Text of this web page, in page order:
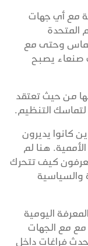
مع أي جهات
المتحدة
وحتى مع
صنعاء يصبح
من حيث تعتقد
التنظيم.
كانوا يديرون
هنا لم
كيف تتحرك
والسياسية
اليومية
مع الجهات
فراغات داخل